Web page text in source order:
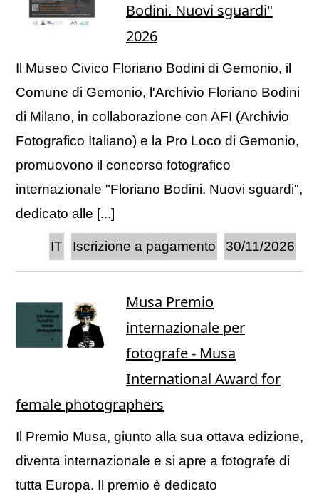
Bodini. Nuovi sguardi"
2026
Il Museo Civico Floriano Bodini di Gemonio, il
Comune di Gemonio, l'Archivio Floriano Bodini
di Milano, in collaborazione con AFI (Archivio
Fotografico Italiano) e la Pro Loco di Gemonio,
promuovono il concorso fotografico
internazionale "Floriano Bodini. Nuovi sguardi",
dedicato alle [...]
30/11/2026
Iscrizione a pagamento
IT
Musa Premio
internazionale per
fotografe - Musa
International Award for
female photographers
Il Premio Musa, giunto alla sua ottava edizione,
diventa internazionale e si apre a fotografe di
tutta Europa. Il premio è dedicato